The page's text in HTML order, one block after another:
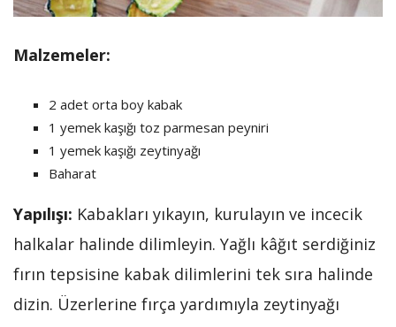
Malzemeler:
2 adet orta boy kabak
1 yemek kaşığı toz parmesan peyniri
1 yemek kaşığı zeytinyağı
Baharat
Yapılışı: Kabakları yıkayın, kurulayın ve incecik
halkalar halinde dilimleyin. Yağlı kâğıt serdiğiniz
fırın tepsisine kabak dilimlerini tek sıra halinde
dizin. Üzerlerine fırça yardımıyla zeytinyağı